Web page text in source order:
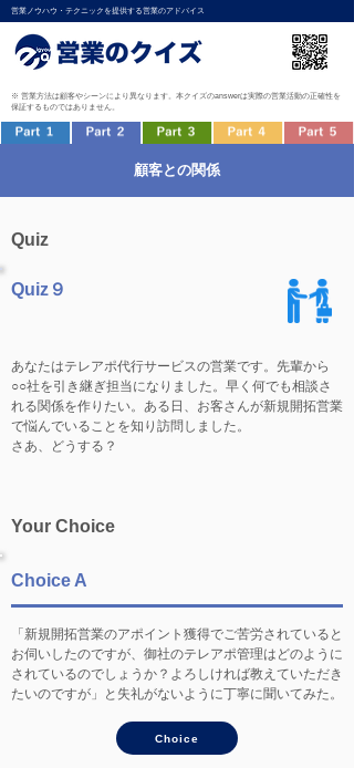
営業ノウハウ・テクニックを提供する営業のアドバイス
※ 営業方法は顧客やシーンにより異なります。本クイズのanswerは実際の営業活動の正確性を
保証するものではありません。
顧客との関係
Quiz
Quiz９
あなたはテレアポ代行サービスの営業です。先輩から
○○社を引き継ぎ担当になりました。早く何でも相談さ
れる関係を作りたい。ある日、お客さんが新規開拓営業
で悩んでいることを知り訪問しました。
さあ、どうする？
Your Choice
Choice A
「新規開拓営業のアポイント獲得でご苦労されていると
お伺いしたのですが、御社のテレアポ管理はどのように
されているのでしょうか？よろしければ教えていただき
たいのですが」と失礼がないように丁寧に聞いてみた。
Choice